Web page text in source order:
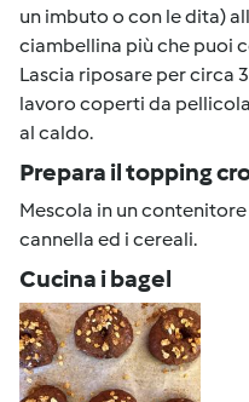
un imbuto o con le dita)
ciambellina più che puoi
Lascia riposare per circa
lavoro coperti da
al caldo.
Prepara il topping
Mescola in un
cannella ed i cereali.
Cucina i bagel